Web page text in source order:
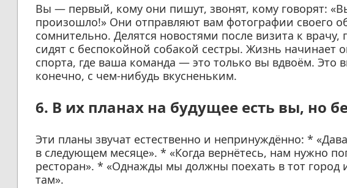
Вы — первый, кому они пишут, звонят, кому говорят:
произошло!» Они отправляют вам фотографии своего
сомнительно. Делятся новостями после визита к врачу,
сидят с беспокойной собакой сестры. Жизнь начинает
спорта, где ваша команда — это только вы вдвоём. Это
конечно, с чем-нибудь вкусненьким.
6. В их планах на будущее есть вы, но
Эти планы звучат естественно и непринуждённо: *
в следующем месяце». * «Когда вернётесь, нам нужно
ресторан». * «Однажды мы должны поехать в тот город
там».